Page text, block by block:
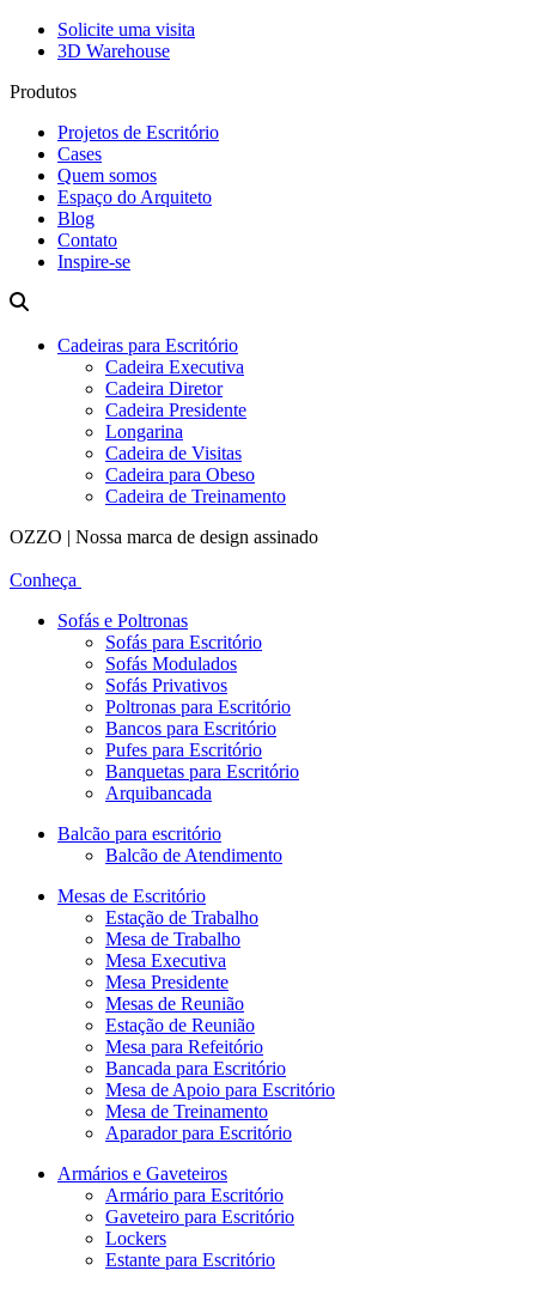
Solicite uma visita
3D Warehouse
Produtos
Projetos de Escritório
Cases
Quem somos
Espaço do Arquiteto
Blog
Contato
Inspire-se
Cadeiras para Escritório
Cadeira Executiva
Cadeira Diretor
Cadeira Presidente
Longarina
Cadeira de Visitas
Cadeira para Obeso
Cadeira de Treinamento
OZZO | Nossa marca de design assinado
Conheça
Sofás e Poltronas
Sofás para Escritório
Sofás Modulados
Sofás Privativos
Poltronas para Escritório
Bancos para Escritório
Pufes para Escritório
Banquetas para Escritório
Arquibancada
Balcão para escritório
Balcão de Atendimento
Mesas de Escritório
Estação de Trabalho
Mesa de Trabalho
Mesa Executiva
Mesa Presidente
Mesas de Reunião
Estação de Reunião
Mesa para Refeitório
Bancada para Escritório
Mesa de Apoio para Escritório
Mesa de Treinamento
Aparador para Escritório
Armários e Gaveteiros
Armário para Escritório
Gaveteiro para Escritório
Lockers
Estante para Escritório